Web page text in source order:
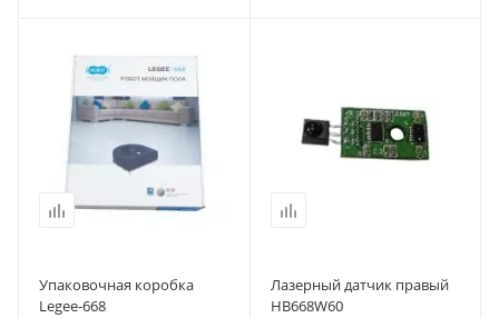
Упаковочная коробка
Legee-668
Лазерный датчик правый
HB668W60